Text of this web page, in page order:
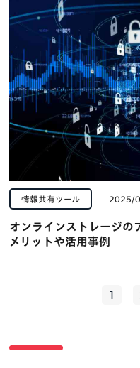
情報共有ツール 2025/
オンラインストレージの
メリットや活用事例
1